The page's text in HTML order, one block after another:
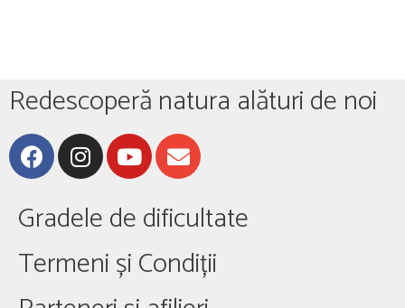
Redescoperă natura alături de noi
Gradele de dificultate
Termeni și Condiții